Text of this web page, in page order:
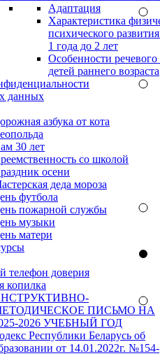
Адаптация
Характеристика
психического
1 года до 2 лет
Особенности речевого
детей раннего возраста
данных
азбука от кота
30 лет
со школой
осени
деда мороза
футбола
пожарной службы
музыки
матери
телефон доверия
копилка
ПИСЬМО НА
2026 УЧЕБНЫЙ ГОД
Республики Беларусь об
от 14.01.2022г. №154-